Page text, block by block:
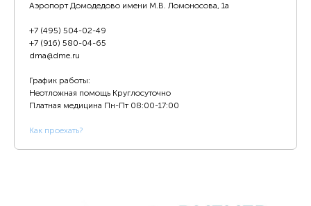
Аэропорт Домодедово имени М.В. Ломоносова, 1а
+7 (495) 504-02-49
+7 (916) 580-04-65
dma@dme.ru
График работы:
Неотложная помощь Круглосуточно
Платная медицина Пн-Пт 08:00-17:00
Как проехать?